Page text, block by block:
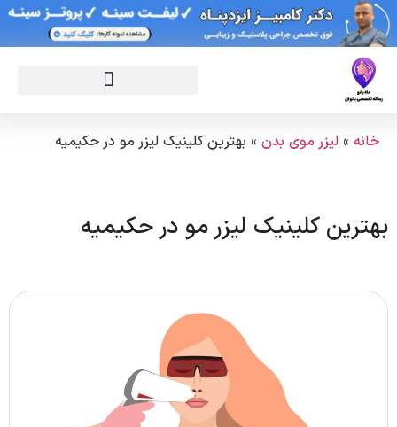
خانه » لیزر موی بدن » بهترین کلینیک لیزر مو در حکیمیه
بهترین کلینیک لیزر مو در حکیمیه